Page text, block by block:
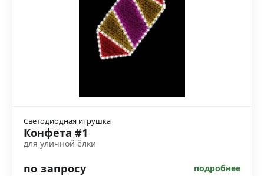
Светодиодная игрушка
Конфета #1
для уличной ёлки
по запросу подробнее